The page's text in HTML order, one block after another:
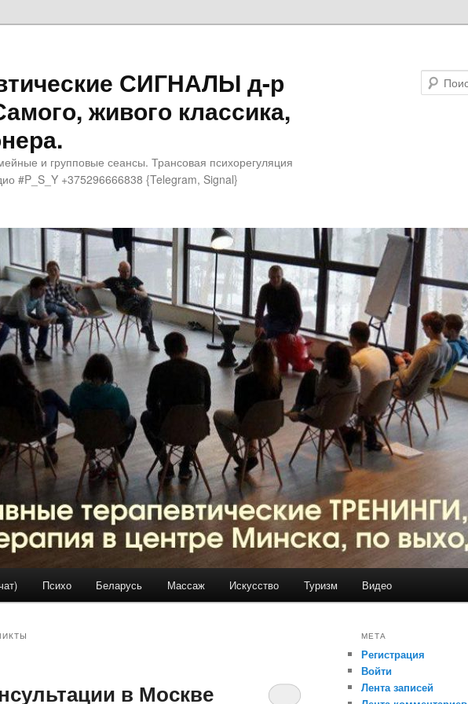
СИГНАЛЫ д-р
живого классика,
и групповые сеансы. Трансовая психорегуляция
#P_S_Y +375296666838 {Telegram, Signal}
Психо Беларусь Массаж Искусство Туризм Видео
в Москве
МЕТА
Регистрация
Войти
Лента записей